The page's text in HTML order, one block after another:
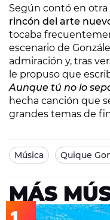
Según contó en otra
rincón del arte
tocaba
escenario de
admiración y, tras
le propuso que
Aunque tú no lo
hecha canción que
grandes temas de
Música Quique
MÁS